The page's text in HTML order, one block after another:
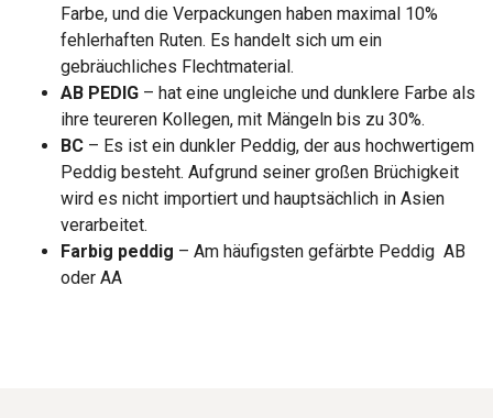
Farbe, und die Verpackungen haben maximal 10%
fehlerhaften Ruten. Es handelt sich um ein
gebräuchliches Flechtmaterial.
AB PEDIG – hat eine ungleiche und dunklere Farbe als
ihre teureren Kollegen, mit Mängeln bis zu 30%.
BC – Es ist ein dunkler Peddig, der aus hochwertigem
Peddig besteht. Aufgrund seiner großen Brüchigkeit
wird es nicht importiert und hauptsächlich in Asien
verarbeitet.
Farbig peddig – Am häufigsten gefärbte Peddig AB
oder AA